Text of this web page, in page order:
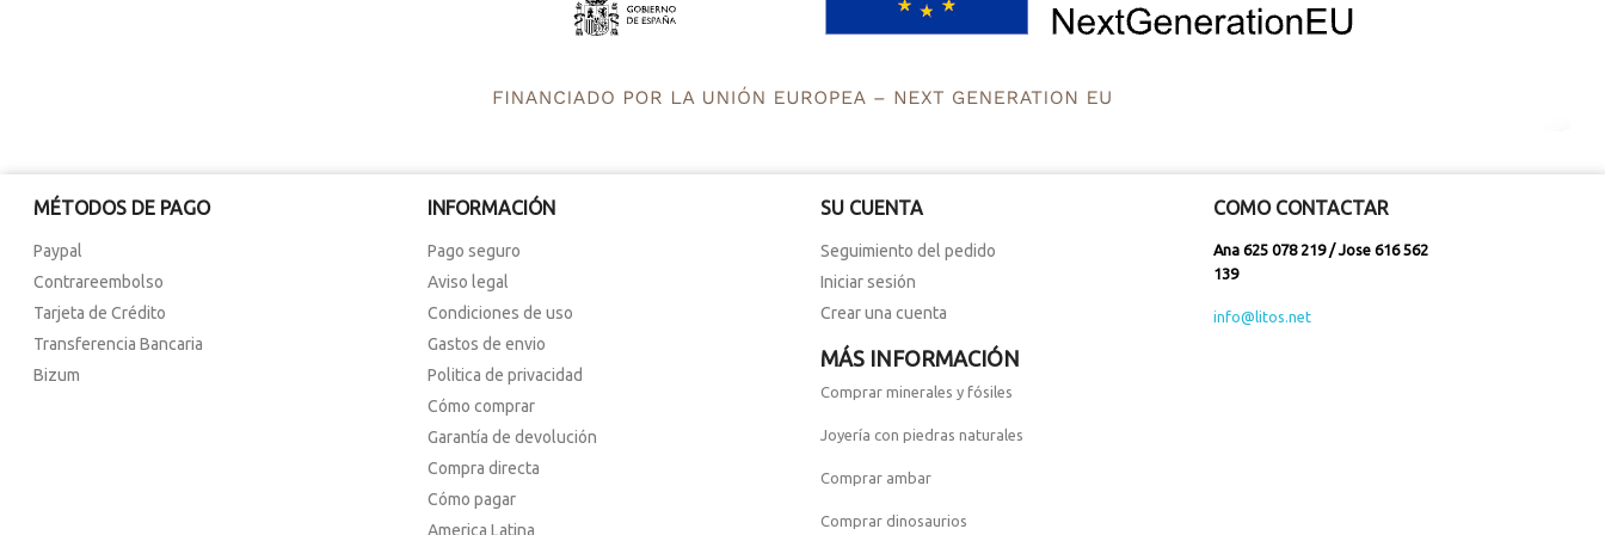
MÉTODOS DE PAGO
Paypal
Contrareembolso
Tarjeta de Crédito
Transferencia Bancaria
Bizum
INFORMACIÓN
Pago seguro
Aviso legal
Condiciones de uso
Gastos de envio
Politica de privacidad
Cómo comprar
Garantía de devolución
Compra directa
Cómo pagar
America Latina
SU CUENTA
Seguimiento del pedido
Iniciar sesión
Crear una cuenta
COMO CONTACTAR
Ana 625 078 219 / Jose 616 562
139
info@litos.net
MÁS INFORMACIÓN
Comprar minerales y fósiles
Joyería con piedras naturales
Comprar ambar
Comprar dinosaurios